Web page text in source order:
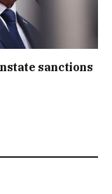
sanctions